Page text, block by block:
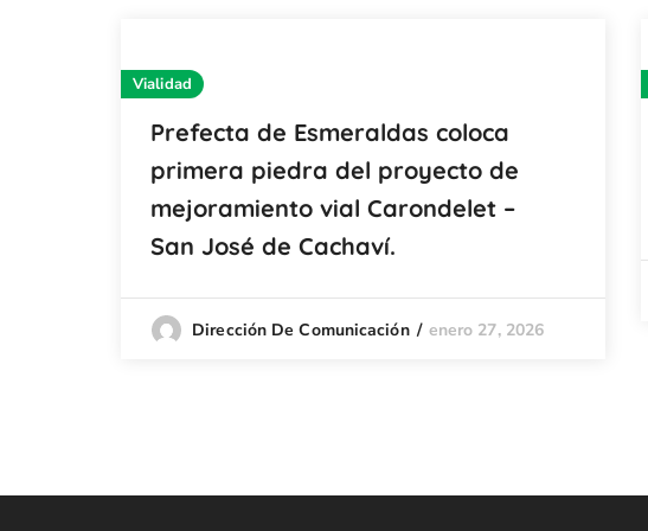
Vialidad
Prefecta de Esmeraldas coloca
primera piedra del proyecto de
mejoramiento vial Carondelet –
San José de Cachaví.
Dirección De Comunicación enero 27, 2026